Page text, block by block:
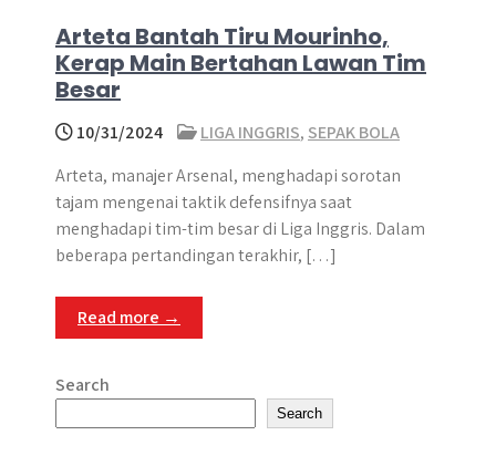
Arteta Bantah Tiru Mourinho,
Kerap Main Bertahan Lawan Tim
Besar
10/31/2024 LIGA INGGRIS, SEPAK BOLA
Arteta, manajer Arsenal, menghadapi sorotan
tajam mengenai taktik defensifnya saat
menghadapi tim-tim besar di Liga Inggris. Dalam
beberapa pertandingan terakhir, […]
Read more →
Search
Search